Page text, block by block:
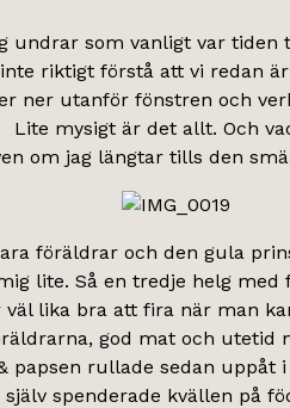
undrar som vanligt var tiden
riktigt förstå att vi redan
ner utanför fönstren och
Lite mysigt är det allt. Och
om jag längtar tills den
föräldrar och den gula
lite. Så en tredje helg
väl lika bra att fira när man
god mat och utetid
papsen rullade sedan uppåt
själv spenderade kvällen på